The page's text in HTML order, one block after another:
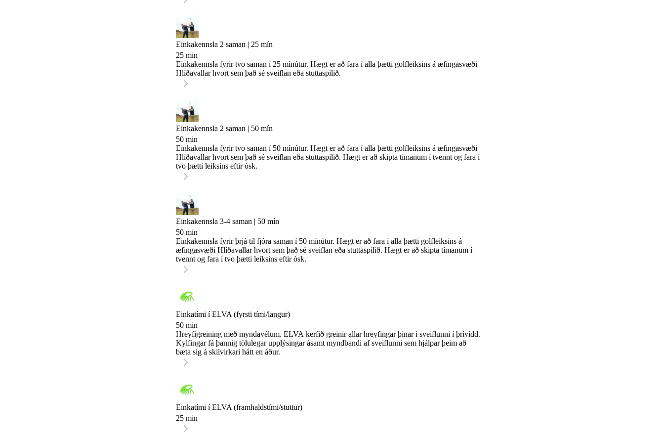
Einkakennsla 2 saman | 25 mín
25 min
Einkakennsla fyrir tvo saman í 25 mínútur. Hægt er að fara í alla þætti golfleiksins á æfingasvæði
Hlíðavallar hvort sem það sé sveiflan eða stuttaspilið.
Einkakennsla 2 saman | 50 mín
50 min
Einkakennsla fyrir tvo saman í 50 mínútur. Hægt er að fara í alla þætti golfleiksins á æfingasvæði
Hlíðavallar hvort sem það sé sveiflan eða stuttaspilið. Hægt er að skipta tímanum í tvennt og fara í
tvo þætti leiksins eftir ósk.
Einkakennsla 3-4 saman | 50 mín
50 min
Einkakennsla fyrir þrjá til fjóra saman í 50 mínútur. Hægt er að fara í alla þætti golfleiksins á
æfingasvæði Hlíðavallar hvort sem það sé sveiflan eða stuttaspilið. Hægt er að skipta tímanum í
tvennt og fara í tvo þætti leiksins eftir ósk.
Einkatími í ELVA (fyrsti tími/langur)
50 min
Hreyfigreining með myndavélum. ELVA kerfið greinir allar hreyfingar þínar í sveiflunni í þrívídd.
Kylfingar fá þannig tölulegar upplýsingar ásamt myndbandi af sveiflunni sem hjálpar þeim að
bæta sig á skilvirkari hátt en áður.
Einkatími í ELVA (framhaldstími/stuttur)
25 min